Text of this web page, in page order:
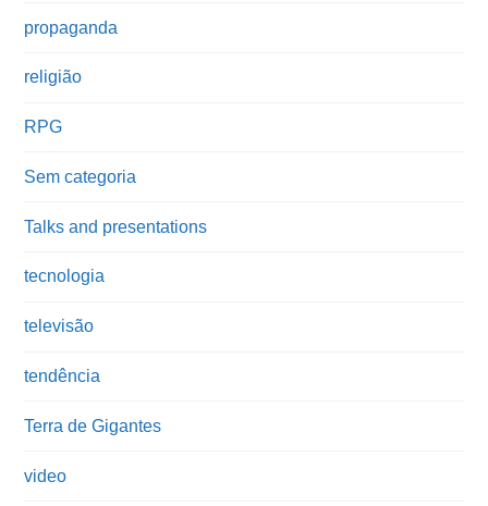
propaganda
religião
RPG
Sem categoria
Talks and presentations
tecnologia
televisão
tendência
Terra de Gigantes
video